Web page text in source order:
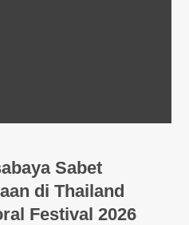
Sabet
di Thailand
Festival 2026